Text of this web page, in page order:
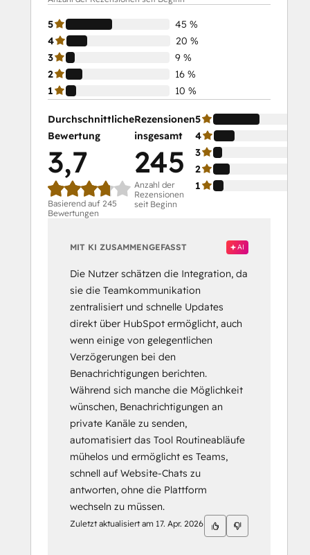
5
45 %
4
20 %
3
9 %
2
16 %
1
10 %
Durchschnittliche
Bewertung
3,7
Basierend auf 245
Bewertungen
Rezensionen
insgesamt
245
Anzahl der
Rezensionen
seit Beginn
5
4
3
2
1
MIT KI ZUSAMMENGEFASST AI
Die Nutzer schätzen die Integration, da
sie die Teamkommunikation
zentralisiert und schnelle Updates
direkt über HubSpot ermöglicht, auch
wenn einige von gelegentlichen
Verzögerungen bei den
Benachrichtigungen berichten.
Während sich manche die Möglichkeit
wünschen, Benachrichtigungen an
private Kanäle zu senden,
automatisiert das Tool Routineabläufe
mühelos und ermöglicht es Teams,
schnell auf Website-Chats zu
antworten, ohne die Plattform
wechseln zu müssen.
Zuletzt aktualisiert am 17. Apr. 2026